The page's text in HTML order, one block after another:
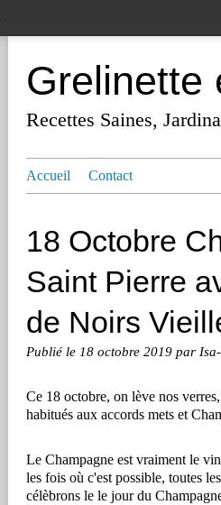
Grelinette
Recettes Saines,
Accueil Contact
18 Octobre
Saint Pierre
de Noirs
Publié le 18 octobre 2019 par
Ce 18 octobre, on lève nos
habitués aux accords mets et
Le Champagne est vraiment le
les fois où c'est possible, toutes
célèbrons le le jour du